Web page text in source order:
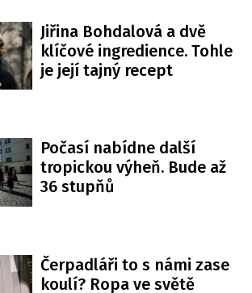
Jiřina Bohdalová a dvě
klíčové ingredience. Tohle
je její tajný recept
Počasí nabídne další
tropickou výheň. Bude až
36 stupňů
Čerpadláři to s námi zase
koulí? Ropa ve světě